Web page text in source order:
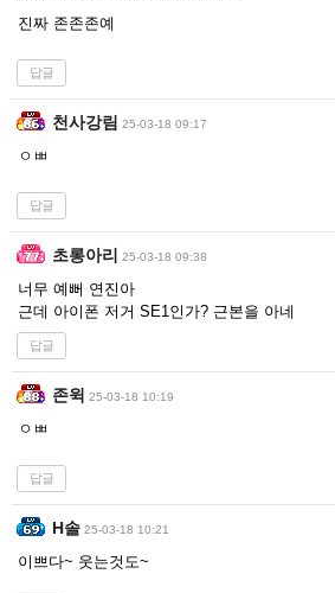
진짜 존존존예
답글
천사강림 25-03-18 09:17
ㅇㅃ
답글
초롱아리 25-03-18 09:38
너무 예뻐 연진아
근데 아이폰 저거 SE1인가? 근본을 아네
답글
존윅 25-03-18 10:19
ㅇㅃ
답글
H솔 25-03-18 10:21
이쁘다~ 웃는것도~